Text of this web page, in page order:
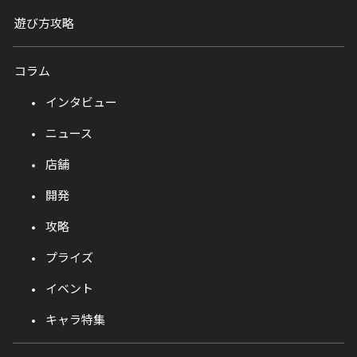
遊び方攻略
コラム
インタビュー
ニュース
店舗
開発
攻略
プライズ
イベント
キャラ特集